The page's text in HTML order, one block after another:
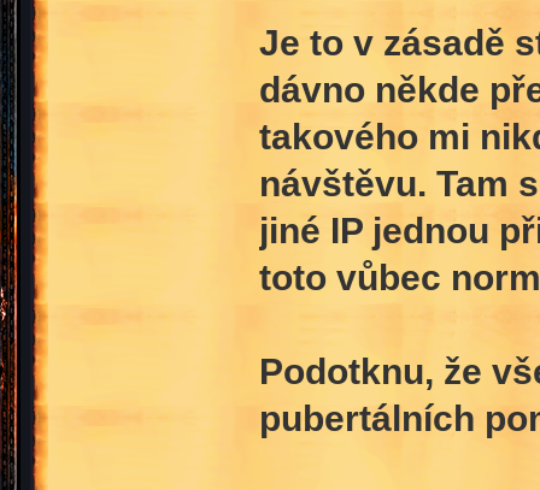
Je to v zásadě
dávno někde
takového mi
návštěvu. Tam
jiné IP jednou
toto vůbec
Podotknu, že
pubertálních